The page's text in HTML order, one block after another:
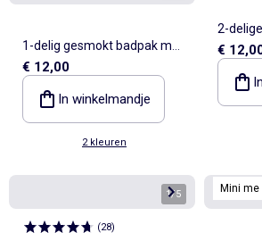
1-delig gesmokt badpak met
ruches
€ 12,00
In winkelmandje
2 kleuren
2-
€
1/5
(28)
Mini me